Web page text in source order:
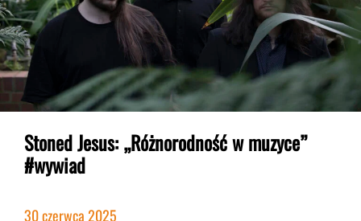
Stoned Jesus: „Różnorodność w muzyce”
#wywiad
30 czerwca 2025